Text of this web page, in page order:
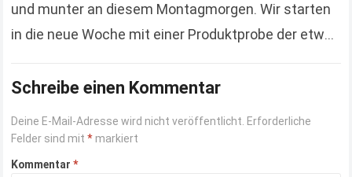
und munter an diesem Montagmorgen. Wir starten
in die neue Woche mit einer Produktprobe der etwas
Schreibe einen Kommentar
Deine E-Mail-Adresse wird nicht veröffentlicht. Erforderliche
Felder sind mit* markiert
Kommentar*